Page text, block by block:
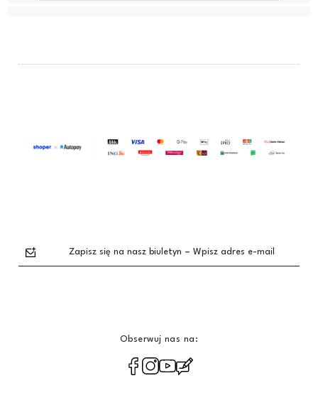
Zapisz się na nasz biuletyn – Wpisz adres e-mail
Obserwuj nas na: